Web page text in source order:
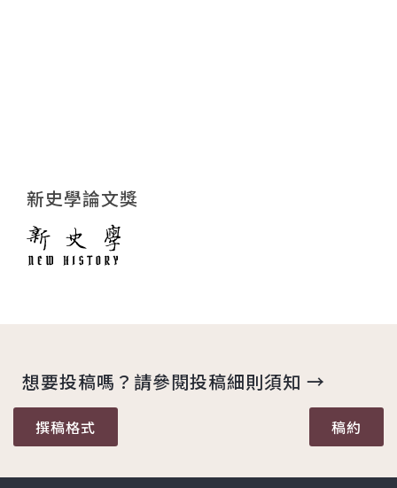
新史學論文獎
想要投稿嗎？請參閱投稿細則須知 →
撰稿格式 稿約